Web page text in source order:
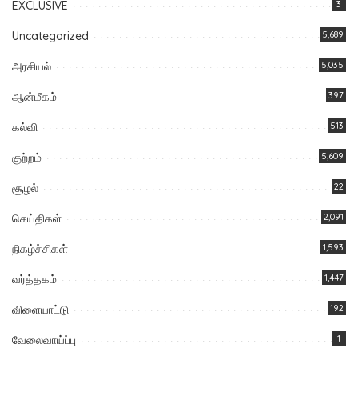
EXCLUSIVE 3
Uncategorized 5,689
அரசியல் 5,035
ஆன்மீகம் 397
கல்வி 513
குற்றம் 5,609
சூழல் 22
செய்திகள் 2,091
நிகழ்ச்சிகள் 1,593
வர்த்தகம் 1,447
விளையாட்டு 192
வேலைவாய்ப்பு 1